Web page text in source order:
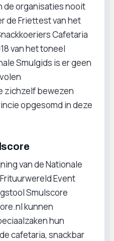
de organisaties nooit
de Friettest van het
Cafetaria
van het toneel
Smulgids is er geen
zichzelf bewezen
opgesomd in deze
van de Nationale
Event
Smulscore
kunnen
hun
cafetaria, snackbar